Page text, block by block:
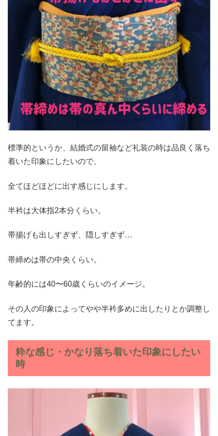
標準的というか、結婚式の留袖など礼装の時は品良く落ち
着いた印象にしたいので、
全てほどほどに出す感じにします。
半衿は大体指2本分くらい。
帯揚げも出しすぎず、隠しすぎず…
帯締めは帯の中央くらい。
年齢的には40〜60歳くらいのイメージ。
その人の印象によってやや半衿多めに出したりとか調整し
てます。
粋な感じ・かなり落ち着いた印象にしたい
時